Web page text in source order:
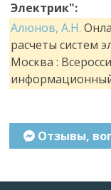
Электрик":
Алюнов, А.Н.
расчеты систем
Москва :
информационный
Отзывы,